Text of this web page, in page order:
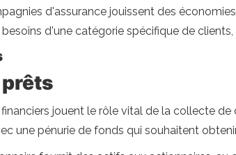
d'assurance jouissent des
d'une catégorie spécifique de
jouent le rôle vital de la collecte
une pénurie de fonds qui souhaitent